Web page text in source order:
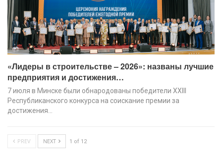
«Лидеры в строительстве – 2026»: названы лучшие
предприятия и достижения…
7 июля в Минске были обнародованы победители XХIII
Республиканского конкурса на соискание премии за
достижения…
PREV NEXT 1 of 12